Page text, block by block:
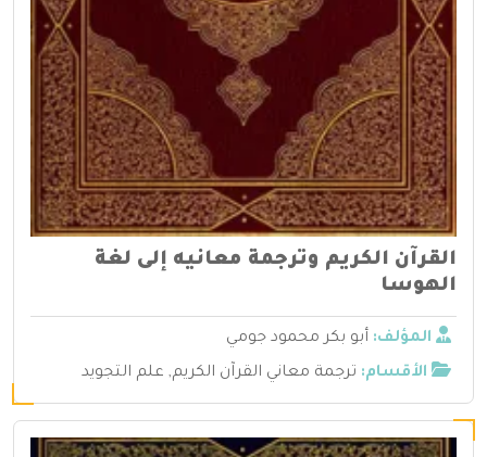
القرآن الكريم وترجمة معانيه إلى لغة
الهوسا
المؤلف: أبو بكر محمود جومي
الأقسام: ترجمة معاني القرآن الكريم, علم التجويد